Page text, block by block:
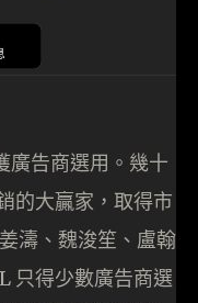
廣告商選用。幾十
的大贏家，取得市
濤、魏浚笙、盧翰
只得少數廣告商選